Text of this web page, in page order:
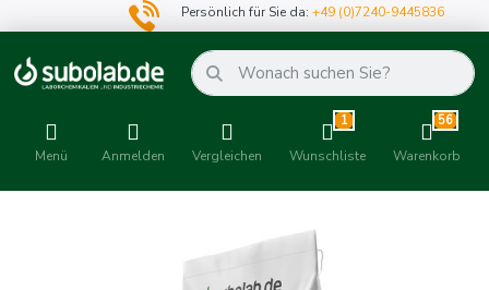
Persönlich für Sie da:+49 (0)7240-9445836
Menü Anmelden Vergleichen
1
Wunschliste
56
Warenkorb